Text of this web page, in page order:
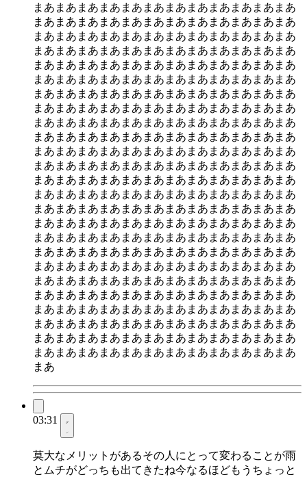
まあまあまあまあまあまあまあまあまあまあまあまあ
まあまあまあまあまあまあまあまあまあまあまあまあ
まあまあまあまあまあまあまあまあまあまあまあまあ
まあまあまあまあまあまあまあまあまあまあまあまあ
まあまあまあまあまあまあまあまあまあまあまあまあ
まあまあまあまあまあまあまあまあまあまあまあまあ
まあまあまあまあまあまあまあまあまあまあまあまあ
まあまあまあまあまあまあまあまあまあまあまあまあ
まあまあまあまあまあまあまあまあまあまあまあまあ
まあまあまあまあまあまあまあまあまあまあまあまあ
まあまあまあまあまあまあまあまあまあまあまあまあ
まあまあまあまあまあまあまあまあまあまあまあまあ
まあまあまあまあまあまあまあまあまあまあまあまあ
まあまあまあまあまあまあまあまあまあまあまあまあ
まあまあまあまあまあまあまあまあまあまあまあまあ
まあまあまあまあまあまあまあまあまあまあまあまあ
まあまあまあまあまあまあまあまあまあまあまあまあ
まあまあまあまあまあまあまあまあまあまあまあまあ
まあまあまあまあまあまあまあまあまあまあまあまあ
まあまあまあまあまあまあまあまあまあまあまあまあ
まあまあまあまあまあまあまあまあまあまあまあまあ
まあまあまあまあまあまあまあまあまあまあまあまあ
まあまあまあまあまあまあまあまあまあまあまあまあ
まあまあまあまあまあまあまあまあまあまあまあまあ
まあまあまあまあまあまあまあまあまあまあまあまあ
まあ
03:31
莫大なメリットがあるその人にとって変わることが雨
とムチがどっちも出てきたね今なるほどもうちょっと